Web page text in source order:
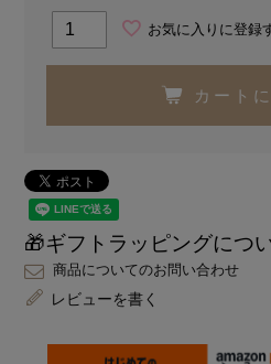
お気に入りに登録
カート
🎁ギフトラッピングにつ
商品についてのお問い合わせ
レビューを書く